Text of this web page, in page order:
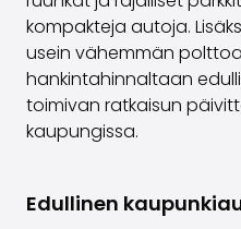
kompakteja autoja.
usein vähemmän
hankintahinnaltaan
toimivan ratkaisun
kaupungissa.
Edullinen